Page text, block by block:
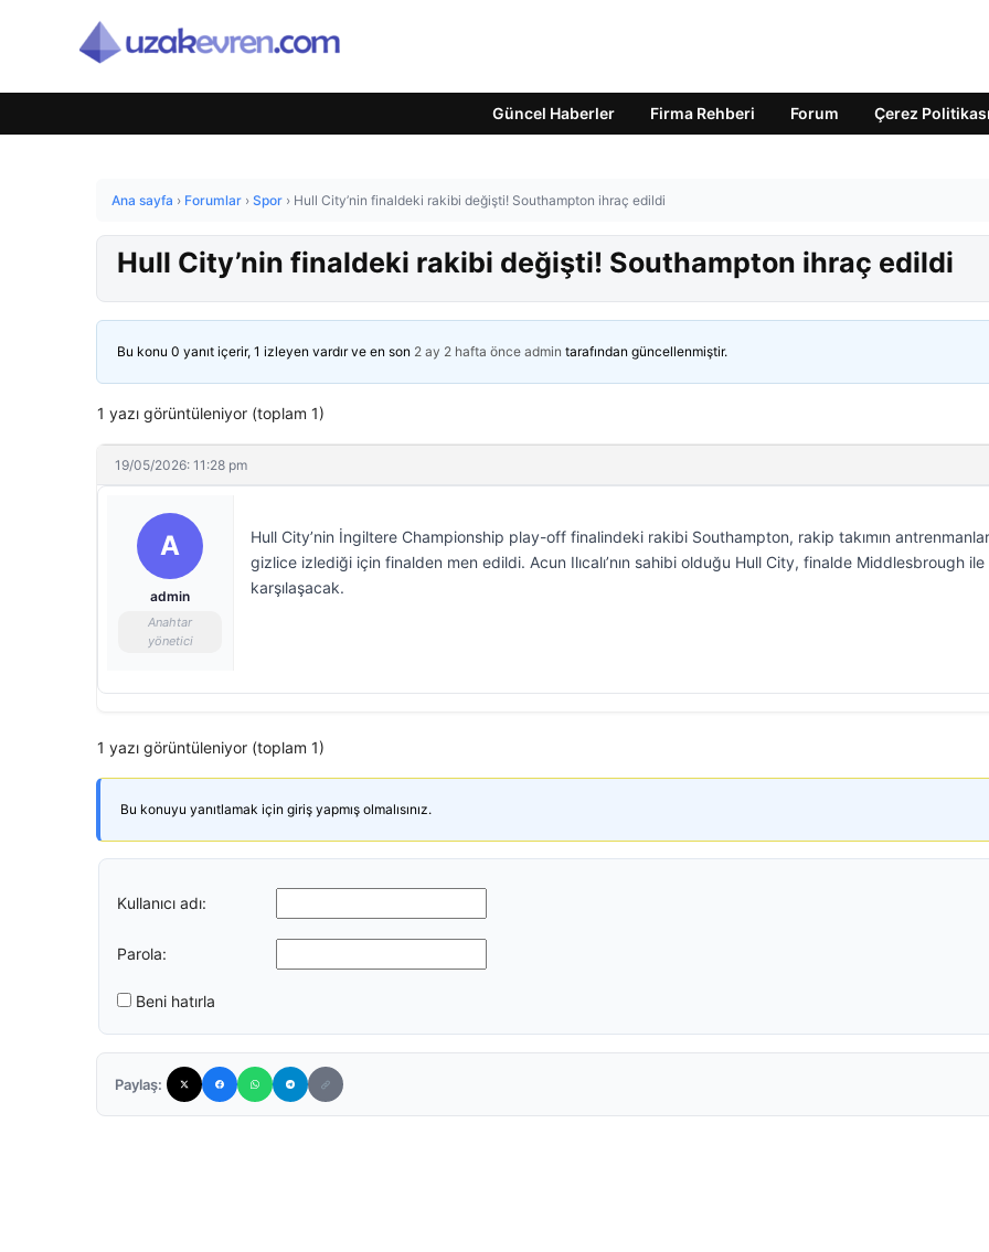
Güncel Haberler Firma Rehberi Forum Çerez Politikası
Ana sayfa › Forumlar › Spor › Hull City’nin finaldeki rakibi değişti! Southampton ihraç edildi
Hull City’nin finaldeki rakibi değişti! Southampton ihraç edildi
Bu konu 0 yanıt içerir, 1 izleyen vardır ve en son 2 ay 2 hafta önce admin tarafından güncellenmiştir.
1 yazı görüntüleniyor (toplam 1)
19/05/2026: 11:28 pm
A
admin
Anahtar
yönetici
Hull City’nin İngiltere Championship play-off finalindeki rakibi Southampton, rakip takımın
gizlice izlediği için finalden men edildi. Acun Ilıcalı’nın sahibi olduğu Hull City, finalde Middlesbrough ile
karşılaşacak.
1 yazı görüntüleniyor (toplam 1)
Bu konuyu yanıtlamak için giriş yapmış olmalısınız.
Kullanıcı adı:
Parola:
Beni hatırla
Paylaş: